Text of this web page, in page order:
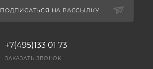
ПОДПИСАТЬСЯ НА РАССЫЛКУ
+7(495)133 01 73
ЗАКАЗАТЬ ЗВОНОК